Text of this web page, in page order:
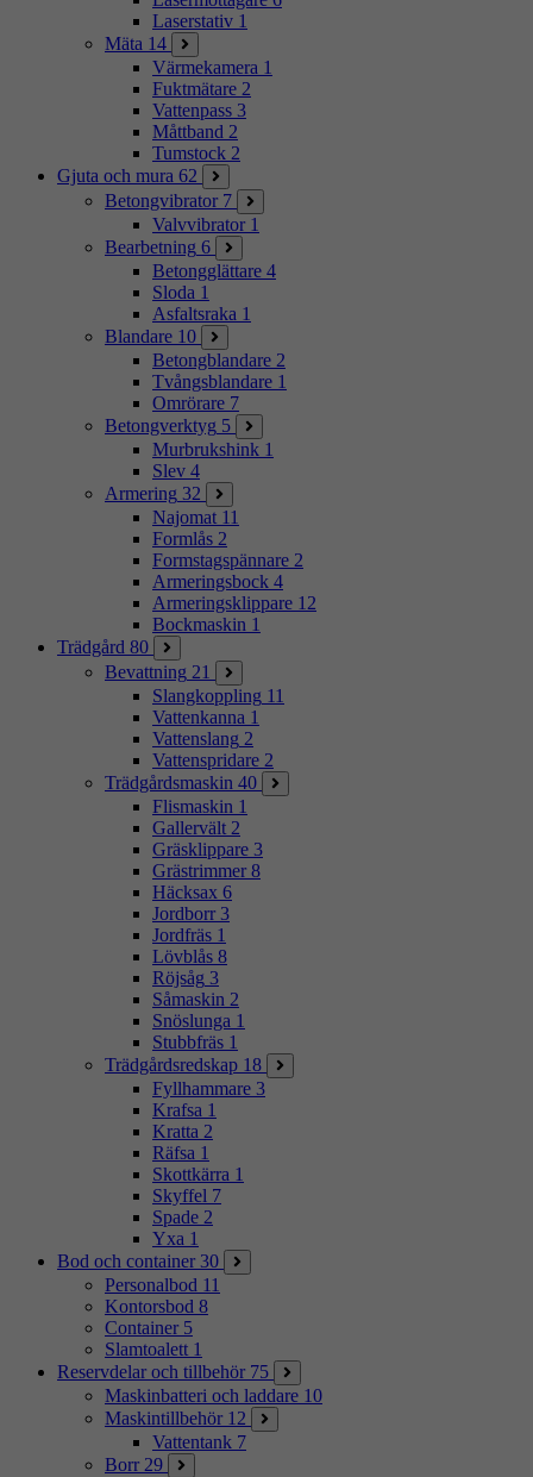
Laserstativ 1
Mäta 14
Värmekamera 1
Fuktmätare 2
Vattenpass 3
Måttband 2
Tumstock 2
Gjuta och mura 62
Betongvibrator 7
Valvvibrator 1
Bearbetning 6
Betongglättare 4
Sloda 1
Asfaltsraka 1
Blandare 10
Betongblandare 2
Tvångsblandare 1
Omrörare 7
Betongverktyg 5
Murbrukshink 1
Slev 4
Armering 32
Najomat 11
Formlås 2
Formstagspännare 2
Armeringsbock 4
Armeringsklippare 12
Bockmaskin 1
Trädgård 80
Bevattning 21
Slangkoppling 11
Vattenkanna 1
Vattenslang 2
Vattenspridare 2
Trädgårdsmaskin 40
Flismaskin 1
Gallervält 2
Gräsklippare 3
Grästrimmer 8
Häcksax 6
Jordborr 3
Jordfräs 1
Lövblås 8
Röjsåg 3
Såmaskin 2
Snöslunga 1
Stubbfräs 1
Trädgårdsredskap 18
Fyllhammare 3
Krafsa 1
Kratta 2
Räfsa 1
Skottkärra 1
Skyffel 7
Spade 2
Yxa 1
Bod och container 30
Personalbod 11
Kontorsbod 8
Container 5
Slamtoalett 1
Reservdelar och tillbehör 75
Maskinbatteri och laddare 10
Maskintillbehör 12
Vattentank 7
Borr 29